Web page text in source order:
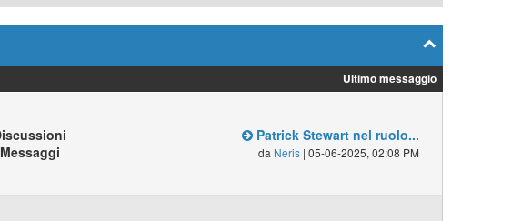
Ultimo messaggio
Patrick Stewart nel ruolo...
da Neris | 05-06-2025, 02:08 PM